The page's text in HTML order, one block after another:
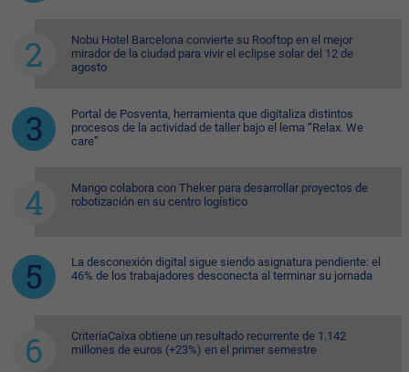
Nobu Hotel Barcelona convierte su Rooftop en el mejor
mirador de la ciudad para vivir el eclipse solar del 12 de
agosto
Portal de Posventa, herramienta que digitaliza distintos
procesos de la actividad de taller bajo el lema “Relax. We
care”
Mango colabora con Theker para desarrollar proyectos de
robotización en su centro logístico
La desconexión digital sigue siendo asignatura pendiente: el
46% de los trabajadores desconecta al terminar su jornada
CriteriaCaixa obtiene un resultado recurrente de 1.142
millones de euros (+23%) en el primer semestre